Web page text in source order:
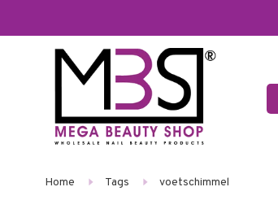
Home Tags voetschimmel